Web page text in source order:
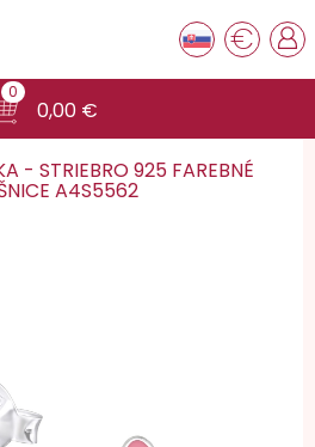
€
0
0,00 €
- STRIEBRO 925 FAREBNÉ
A4S5562